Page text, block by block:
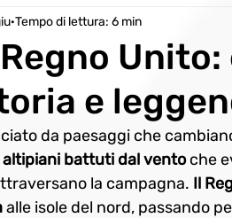
e
Tempo di lettura: 6 min
da paesaggi che
altipiani battuti dal vento che
la campagna. Il
alle isole del nord, passando